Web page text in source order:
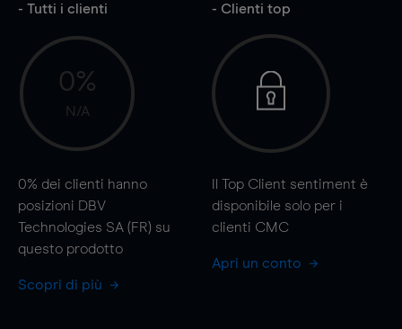
- Tutti i clienti
0%
N/A
0% dei clienti hanno
posizioni DBV
Technologies SA (FR) su
questo prodotto
Scopri di più
- Clienti top
Il Top Client sentiment è
disponibile solo per i
clienti CMC
Apri un conto